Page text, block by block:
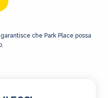
che Park Place possa